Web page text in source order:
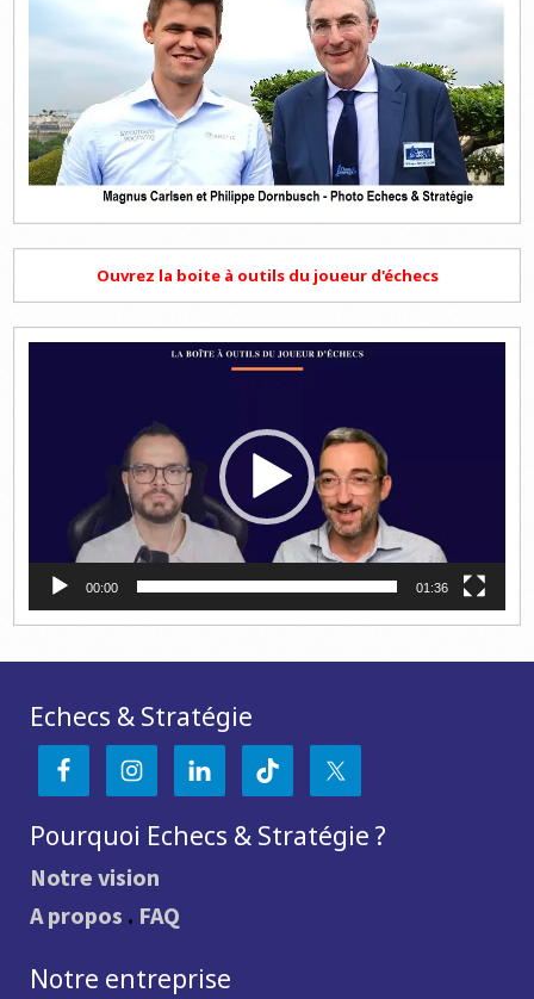
Ouvrez la boite à outils du joueur d'échecs
00:00 01:36
Echecs & Stratégie
Pourquoi Echecs & Stratégie ?
Notre vision
A propos . FAQ
Notre entreprise